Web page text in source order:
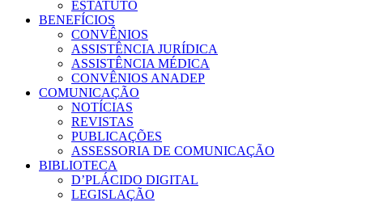
ESTATUTO
BENEFÍCIOS
CONVÊNIOS
ASSISTÊNCIA JURÍDICA
ASSISTÊNCIA MÉDICA
CONVÊNIOS ANADEP
COMUNICAÇÃO
NOTÍCIAS
REVISTAS
PUBLICAÇÕES
ASSESSORIA DE COMUNICAÇÃO
BIBLIOTECA
D’PLÁCIDO DIGITAL
LEGISLAÇÃO